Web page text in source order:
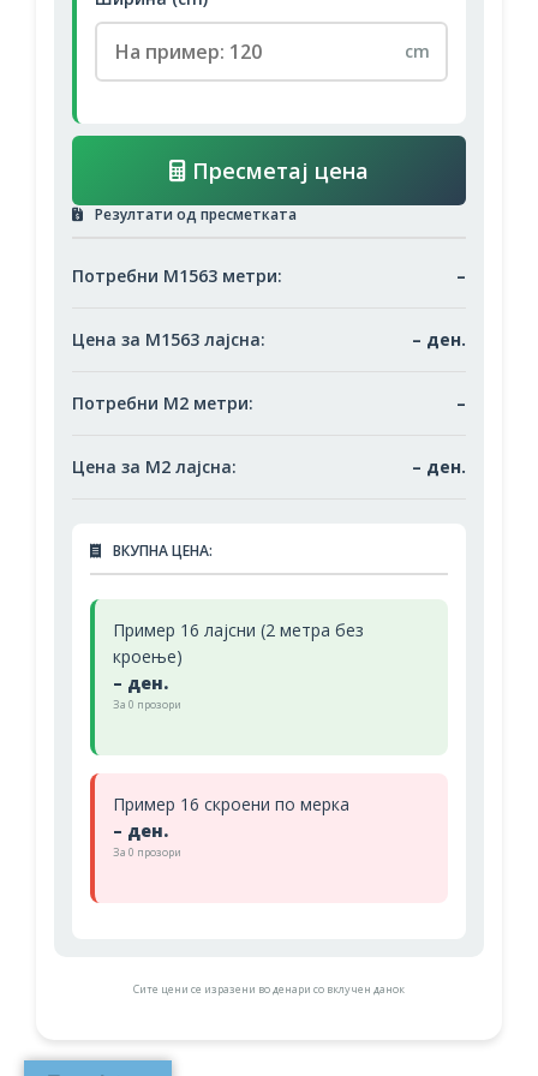
cm
Пресметај цена
Резултати од пресметката
Потребни М1563 метри: –
Цена за М1563 лајсна: – ден.
Потребни М2 метри: –
Цена за М2 лајсна: – ден.
ВКУПНА ЦЕНА:
Пример 16 лајсни (2 метра без
кроење)
– ден.
За 0 прозори
Пример 16 скроени по мерка
– ден.
За 0 прозори
Сите цени се изразени во денари со вклучен данок